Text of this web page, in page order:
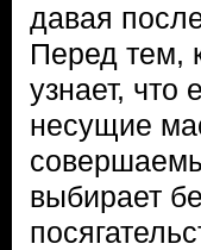
давая
Перед тем,
узнает, что
несущие
выбирает